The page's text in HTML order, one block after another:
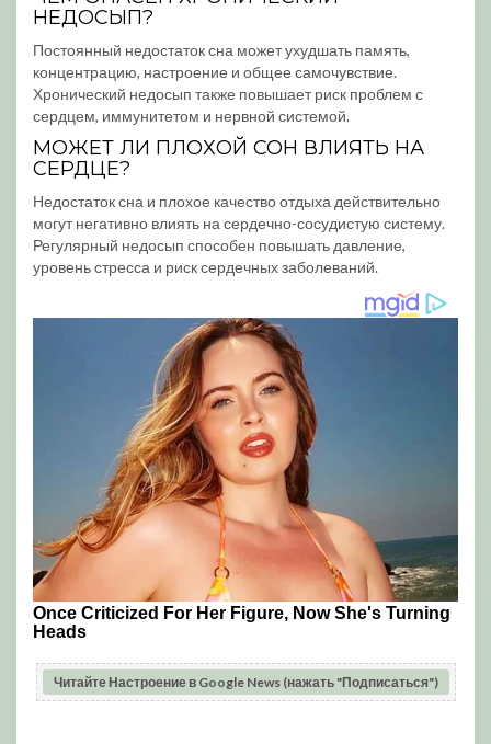
НЕДОСЫП?
Постоянный недостаток сна может ухудшать память,
концентрацию, настроение и общее самочувствие.
Хронический недосып также повышает риск проблем с
сердцем, иммунитетом и нервной системой.
МОЖЕТ ЛИ ПЛОХОЙ СОН ВЛИЯТЬ НА
СЕРДЦЕ?
Недостаток сна и плохое качество отдыха действительно
могут негативно влиять на сердечно-сосудистую систему.
Регулярный недосып способен повышать давление,
уровень стресса и риск сердечных заболеваний.
Читайте Настроение в Google News (нажать "Подписаться")